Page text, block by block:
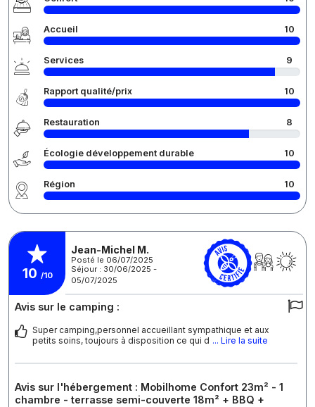
Accueil 10
Services 9
Rapport qualité/prix 10
Restauration 8
Écologie développement durable 10
Région 10
10 /10
Jean-Michel M.
Posté le 06/07/2025
Séjour : 30/06/2025 -
05/07/2025
Avis sur le camping :
Super camping,personnel accueillant sympathique et aux
petits soins, toujours à disposition ce qui d ... Lire la suite
Avis sur l'hébergement : Mobilhome Confort 23m² - 1
chambre - terrasse semi-couverte 18m² + BBQ +